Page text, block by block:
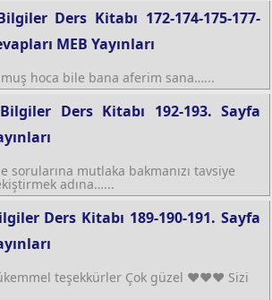
Ders Kitabı 172-174-175-177-
MEB Yayınları
hoca bile bana aferim sana…...
Ders Kitabı 192-193. Sayfa
sorularına mutlaka bakmanızı tavsiye
adına…...
Ders Kitabı 189-190-191. Sayfa
teşekkürler Çok güzel ❤️❤️❤️ Sizi